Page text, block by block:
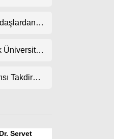
Magazin
Üniversite
Takdir
Servet